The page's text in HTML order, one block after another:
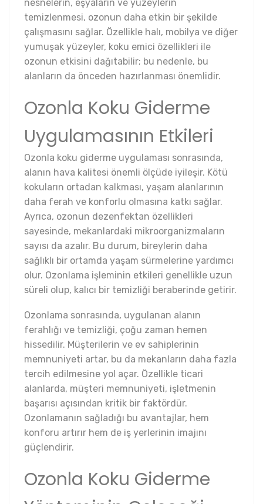
nesnelerin, eşyaların ve yüzeylerin
temizlenmesi, ozonun daha etkin bir şekilde
çalışmasını sağlar. Özellikle halı, mobilya ve diğer
yumuşak yüzeyler, koku emici özellikleri ile
ozonun etkisini dağıtabilir; bu nedenle, bu
alanların da önceden hazırlanması önemlidir.
Ozonla Koku Giderme
Uygulamasının Etkileri
Ozonla koku giderme uygulaması sonrasında,
alanın hava kalitesi önemli ölçüde iyileşir. Kötü
kokuların ortadan kalkması, yaşam alanlarının
daha ferah ve konforlu olmasına katkı sağlar.
Ayrıca, ozonun dezenfektan özellikleri
sayesinde, mekanlardaki mikroorganizmaların
sayısı da azalır. Bu durum, bireylerin daha
sağlıklı bir ortamda yaşam sürmelerine yardımcı
olur. Ozonlama işleminin etkileri genellikle uzun
süreli olup, kalıcı bir temizliği beraberinde getirir.
Ozonlama sonrasında, uygulanan alanın
ferahlığı ve temizliği, çoğu zaman hemen
hissedilir. Müşterilerin ve ev sahiplerinin
memnuniyeti artar, bu da mekanların daha fazla
tercih edilmesine yol açar. Özellikle ticari
alanlarda, müşteri memnuniyeti, işletmenin
başarısı açısından kritik bir faktördür.
Ozonlamanın sağladığı bu avantajlar, hem
konforu artırır hem de iş yerlerinin imajını
güçlendirir.
Ozonla Koku Giderme